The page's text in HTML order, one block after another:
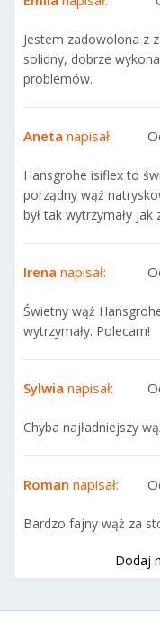
Jestem zadowolona z
solidny, dobrze
problemów.
Aneta napisał:
Hansgrohe isiflex to
porządny wąż
był tak wytrzymały
Irena napisał:
Świetny wąż
wytrzymały. Polecam!
Sylwia napisał:
Chyba najładniejszy
Roman napisał:
Bardzo fajny wąż za
Dodaj